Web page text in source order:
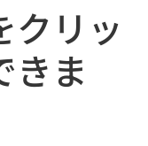
リッ
きま